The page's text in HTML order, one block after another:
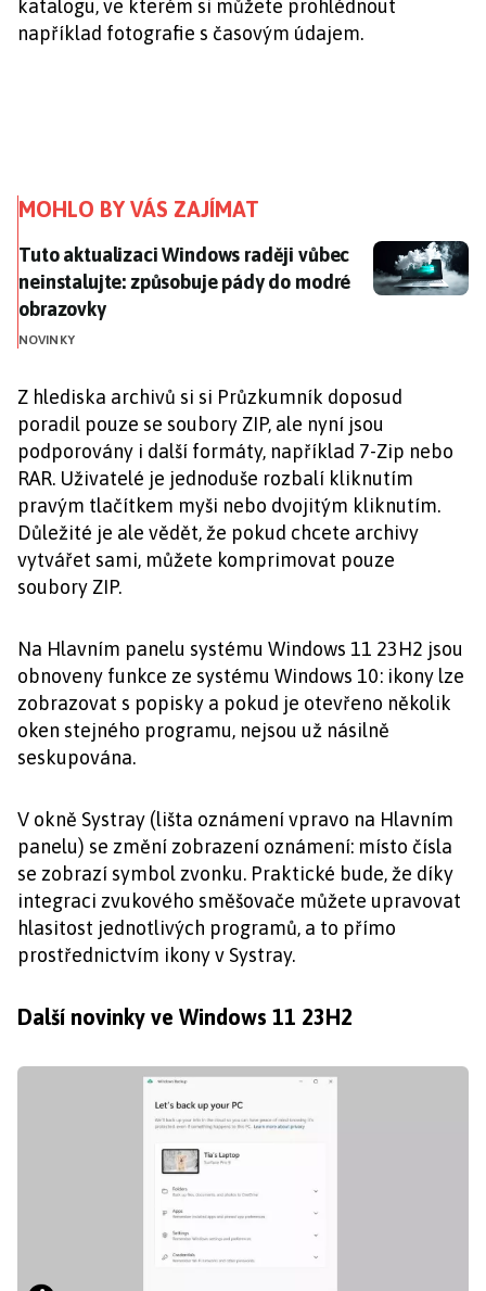
katalogu, ve kterém si můžete prohlédnout
například fotografie s časovým údajem.
MOHLO BY VÁS ZAJÍMAT
Tuto aktualizaci Windows raději vůbec neinstalujte:
Tuto aktualizaci Windows raději vůbec
neinstalujte: způsobuje pády do modré
obrazovky
NOVINKY
Z hlediska archivů si si Průzkumník doposud
poradil pouze se soubory ZIP, ale nyní jsou
podporovány i další formáty, například 7-Zip nebo
RAR. Uživatelé je jednoduše rozbalí kliknutím
pravým tlačítkem myši nebo dvojitým kliknutím.
Důležité je ale vědět, že pokud chcete archivy
vytvářet sami, můžete komprimovat pouze
soubory ZIP.
Na Hlavním panelu systému Windows 11 23H2 jsou
obnoveny funkce ze systému Windows 10: ikony lze
zobrazovat s popisky a pokud je otevřeno několik
oken stejného programu, nejsou už násilně
seskupována.
V okně Systray (lišta oznámení vpravo na Hlavním
panelu) se změní zobrazení oznámení: místo čísla
se zobrazí symbol zvonku. Praktické bude, že díky
integraci zvukového směšovače můžete upravovat
hlasitost jednotlivých programů, a to přímo
prostřednictvím ikony v Systray.
Další novinky ve Windows 11 23H2